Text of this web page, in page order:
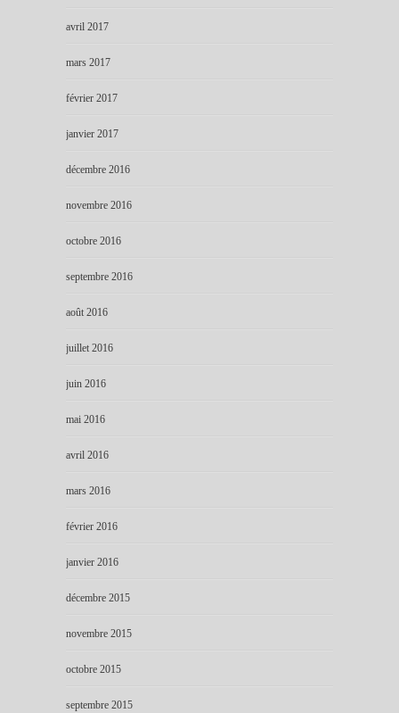
avril 2017
mars 2017
février 2017
janvier 2017
décembre 2016
novembre 2016
octobre 2016
septembre 2016
août 2016
juillet 2016
juin 2016
mai 2016
avril 2016
mars 2016
février 2016
janvier 2016
décembre 2015
novembre 2015
octobre 2015
septembre 2015